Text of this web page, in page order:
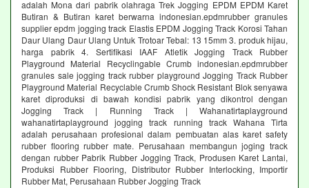
adalah Mona dari pabrik olahraga Trek Jogging EPDM EPDM Karet
Butiran & Butiran karet berwarna indonesian.epdmrubber granules
supplier epdm jogging track Elastis EPDM Jogging Track Korosi Tahan
Daur Ulang Daur Ulang Untuk Trotoar Tebal: 13 15mm 3. produk hijau,
harga pabrik 4. Sertifikasi IAAF Atletik Jogging Track Rubber
Playground Material Recyclingable Crumb indonesian.epdmrubber
granules sale jogging track rubber playground Jogging Track Rubber
Playground Material Recyclable Crumb Shock Resistant Blok senyawa
karet diproduksi di bawah kondisi pabrik yang dikontrol dengan
Jogging Track | Running Track | Wahanatirtaplayground
wahanatirtaplayground jogging track running track Wahana Tirta
adalah perusahaan profesional dalam pembuatan alas karet safety
rubber flooring rubber mate. Perusahaan membangun joging track
dengan rubber Pabrik Rubber Jogging Track, Produsen Karet Lantai,
Produksi Rubber Flooring, Distributor Rubber Interlocking, Importir
Rubber Mat, Perusahaan Rubber Jogging Track